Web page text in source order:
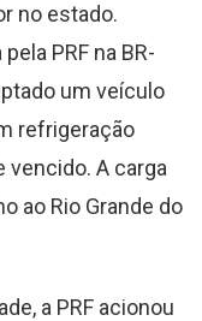
no estado.
PRF na BR-
um veículo
refrigeração
vencido. A carga
ao Rio Grande do
a PRF acionou